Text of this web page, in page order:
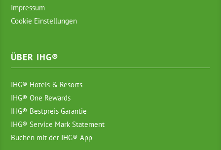
Impressum
Cookie Einstellungen
ÜBER IHG®
IHG® Hotels & Resorts
IHG® One Rewards
IHG® Bestpreis Garantie
IHG® Service Mark Statement
Buchen mit der IHG® App